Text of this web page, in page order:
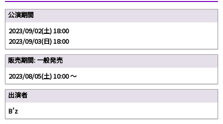
公演期間
2023/09/02(土) 18:00
2023/09/03(日) 18:00
販売期間: 一般発売
2023/08/05(土) 10:00 〜
出演者
B’z